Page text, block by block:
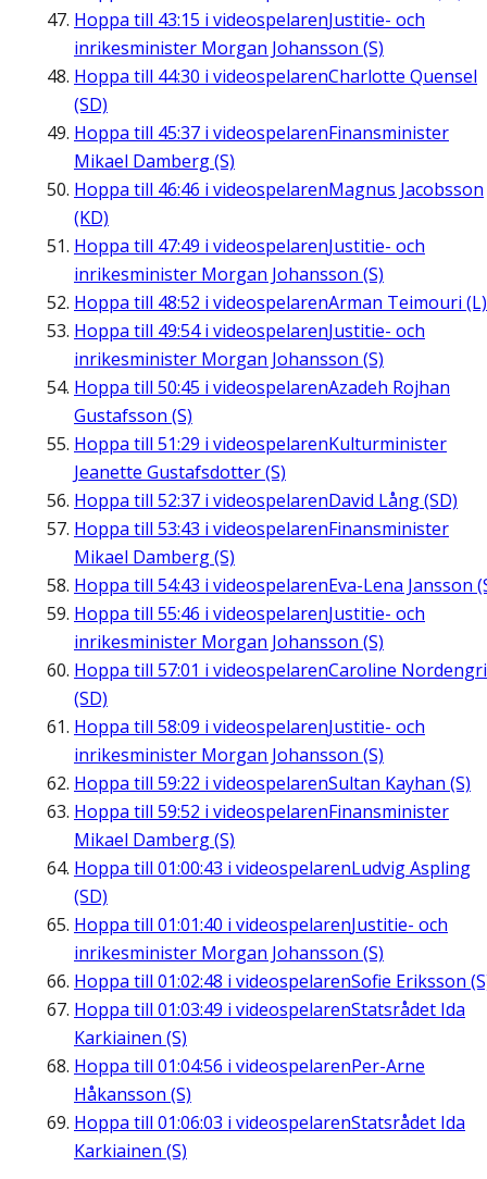
Hoppa till 43:15 i videospelarenJustitie- och
inrikesminister Morgan Johansson (S)
Hoppa till 44:30 i videospelarenCharlotte Quensel
(SD)
Hoppa till 45:37 i videospelarenFinansminister
Mikael Damberg (S)
Hoppa till 46:46 i videospelarenMagnus Jacobsson
(KD)
Hoppa till 47:49 i videospelarenJustitie- och
inrikesminister Morgan Johansson (S)
Hoppa till 48:52 i videospelarenArman Teimouri (L)
Hoppa till 49:54i videospelarenJustitie- och
inrikesminister Morgan Johansson (S)
Hoppa till 50:45 i videospelarenAzadeh Rojhan
Gustafsson (S)
Hoppa till 51:29 i videospelarenKulturminister
Jeanette Gustafsdotter (S)
Hoppa till 52:37 i videospelarenDavid Lång (SD)
Hoppa till 53:43 i videospelarenFinansminister
Mikael Damberg (S)
Hoppa till 54:43 i videospelarenEva-Lena Jansson
Hoppa till 55:46 i videospelarenJustitie- och
inrikesminister Morgan Johansson (S)
Hoppa till 57:01 i videospelarenCaroline
(SD)
Hoppa till 58:09 i videospelarenJustitie- och
inrikesminister Morgan Johansson (S)
Hoppa till 59:22 i videospelarenSultan Kayhan (S)
Hoppa till 59:52 i videospelarenFinansminister
Mikael Damberg (S)
Hoppa till 01:00:43 i videospelarenLudvig Aspling
(SD)
Hoppa till 01:01:40 i videospelarenJustitie- och
inrikesminister Morgan Johansson (S)
Hoppa till 01:02:48 i videospelarenSofie Eriksson
Hoppa till 01:03:49 i videospelarenStatsrådet Ida
Karkiainen (S)
Hoppa till 01:04:56 i videospelarenPer-Arne
Håkansson (S)
Hoppa till 01:06:03 i videospelarenStatsrådet Ida
Karkiainen (S)